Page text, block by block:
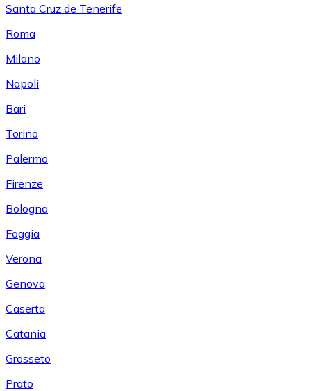
Santa Cruz de Tenerife
Roma
Milano
Napoli
Bari
Torino
Palermo
Firenze
Bologna
Foggia
Verona
Genova
Caserta
Catania
Grosseto
Prato